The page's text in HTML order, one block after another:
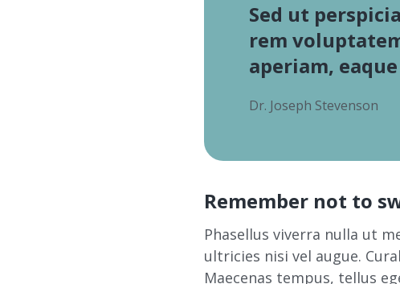
Sed ut
rem
aperiam,
Dr. Joseph Stevenson
Remember not to
Phasellus viverra nulla ut
ultricies nisi vel augue.
Maecenas tempus, tellus